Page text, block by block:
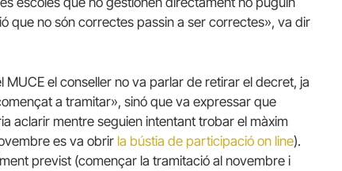
que no són correctes passin a ser correctes», va dir
el conseller no va parlar de retirar el decret, ja
a tramitar», sinó que va expressar que
aclarir mentre seguien intentant trobar el màxim
es va obrir la bústia de participació on line).
previst (començar la tramitació al novembre i